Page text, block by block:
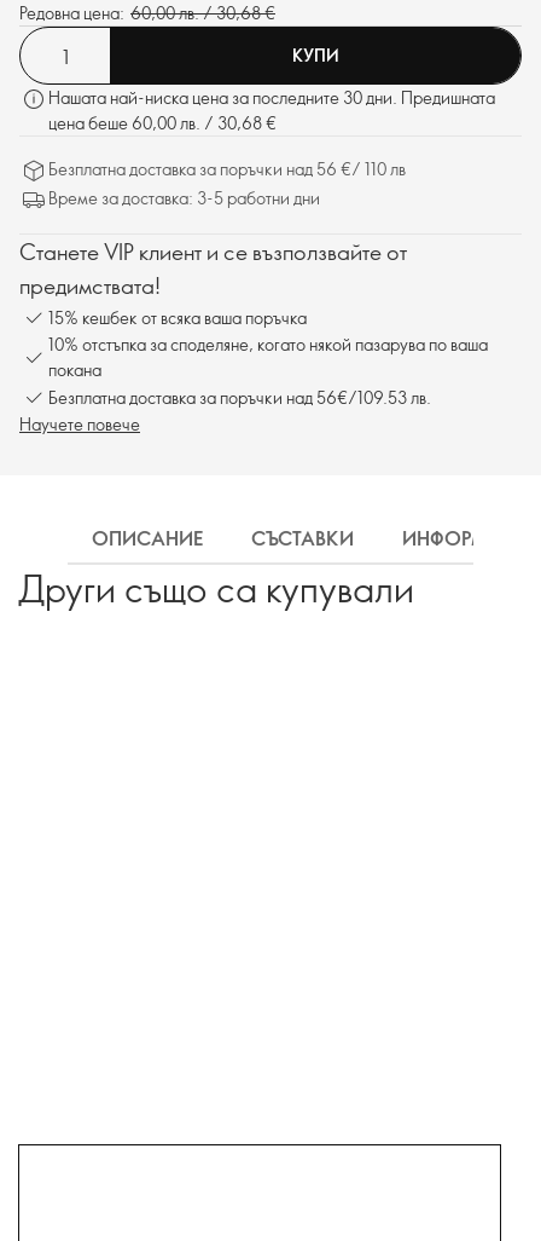
Редовна цена: 60,00 лв. / 30,68 €
КУПИ
Нашата най-ниска цена за последните 30 дни. Предишната
цена беше 60,00 лв. / 30,68 €
Безплатна доставка за поръчки над 56 €/ 110 лв
Време за доставка: 3-5 работни дни
Станете VIP клиент и се възползвайте от
предимствата!
15% кешбек от всяка ваша поръчка
10% отстъпка за споделяне, когато някой пазарува по ваша
покана
Безплатна доставка за поръчки над 56€/109.53 лв.
Научете повече
ОПИСАНИЕ СЪСТАВКИ ИНФОРМАЦИЯ
Други също са купували